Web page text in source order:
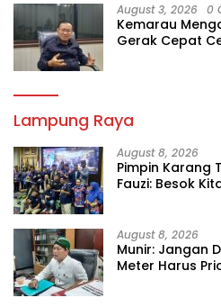
August 3, 2026 0
Kemarau
Gerak Cepat
Lampung Raya
August 8, 2026
Pimpin Karang
Fauzi: Besok
August 8, 2026
Munir: Jangan
Meter Harus